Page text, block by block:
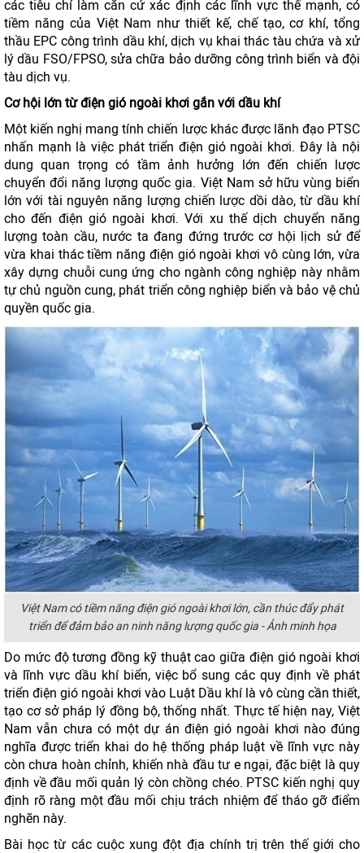
các tiêu chí làm căn cứ xác định các lĩnh vực thế mạnh, có
tiềm năng của Việt Nam như thiết kế, chế tạo, cơ khí, tổng
thầu EPC công trình dầu khí, dịch vụ khai thác tàu chứa và xử
lý dầu FSO/FPSO, sửa chữa bảo dưỡng công trình biển và đội
tàu dịch vụ.
Cơ hội lớn từ điện gió ngoài khơi gắn với dầu khí
Một kiến nghị mang tính chiến lược khác được lãnh đạo PTSC
nhấn mạnh là việc phát triển điện gió ngoài khơi. Đây là nội
dung quan trọng có tầm ảnh hưởng lớn đến chiến lược
chuyển đổi năng lượng quốc gia. Việt Nam sở hữu vùng biển
lớn với tài nguyên năng lượng chiến lược dồi dào, từ dầu khí
cho đến điện gió ngoài khơi. Với xu thế dịch chuyển năng
lượng toàn cầu, nước ta đang đứng trước cơ hội lịch sử để
vừa khai thác tiềm năng điện gió ngoài khơi vô cùng lớn, vừa
xây dựng chuỗi cung ứng cho ngành công nghiệp này nhằm
tự chủ nguồn cung, phát triển công nghiệp biển và bảo vệ chủ
quyền quốc gia.
Việt Nam có tiềm năng điện gió ngoài khơi lớn, cần thúc đẩy phát
triển để đảm bảo an ninh năng lượng quốc gia - Ảnh minh họa
Do mức độ tương đồng kỹ thuật cao giữa điện gió ngoài khơi
và lĩnh vực dầu khí biển, việc bổ sung các quy định về phát
triển điện gió ngoài khơi vào Luật Dầu khí là vô cùng cần thiết,
tạo cơ sở pháp lý đồng bộ, thống nhất. Thực tế hiện nay, Việt
Nam vẫn chưa có một dự án điện gió ngoài khơi nào đúng
nghĩa được triển khai do hệ thống pháp luật về lĩnh vực này
còn chưa hoàn chỉnh, khiến nhà đầu tư e ngại, đặc biệt là quy
định về đầu mối quản lý còn chồng chéo. PTSC kiến nghị quy
định rõ ràng một đầu mối chịu trách nhiệm để tháo gỡ điểm
nghẽn này.
Bài học từ các cuộc xung đột địa chính trị trên thế giới cho